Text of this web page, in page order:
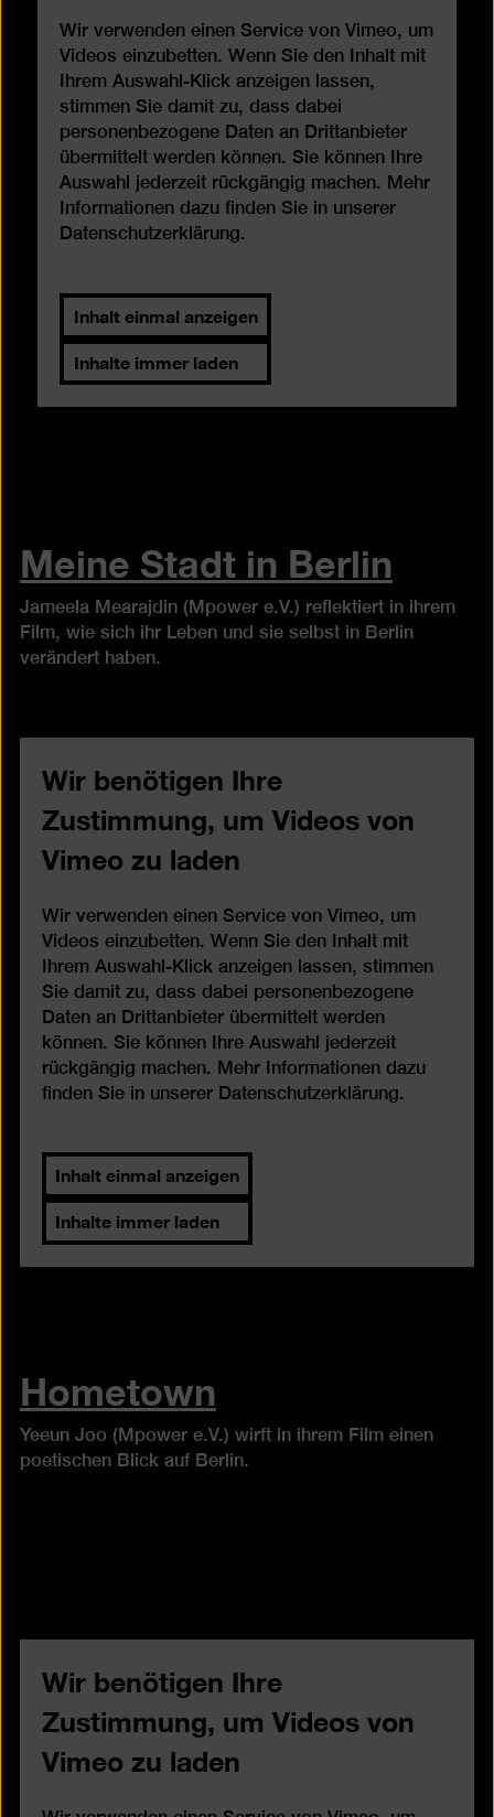
Wir verwenden einen Service von Vimeo, um
Videos einzubetten. Wenn Sie den Inhalt mit
Ihrem Auswahl-Klick anzeigen lassen,
stimmen Sie damit zu, dass dabei
personenbezogene Daten an Drittanbieter
übermittelt werden können. Sie können Ihre
Auswahl jederzeit rückgängig machen. Mehr
Informationen dazu finden Sie in unserer
Datenschutzerklärung.
Inhalt einmal anzeigen
Inhalte immer laden
Meine Stadt in Berlin
Jameela Mearajdin (Mpower e.V.) reflektiert in ihrem
Film, wie sich ihr Leben und sie selbst in Berlin
verändert haben.
Wir benötigen Ihre
Zustimmung, um Videos von
Vimeo zu laden
Wir verwenden einen Service von Vimeo, um
Videos einzubetten. Wenn Sie den Inhalt mit
Ihrem Auswahl-Klick anzeigen lassen, stimmen
Sie damit zu, dass dabei personenbezogene
Daten an Drittanbieter übermittelt werden
können. Sie können Ihre Auswahl jederzeit
rückgängig machen. Mehr Informationen dazu
finden Sie in unserer Datenschutzerklärung.
Inhalt einmal anzeigen
Inhalte immer laden
Hometown
Yeeun Joo (Mpower e.V.) wirft in ihrem Film einen
poetischen Blick auf Berlin.
Wir benötigen Ihre
Zustimmung, um Videos von
Vimeo zu laden